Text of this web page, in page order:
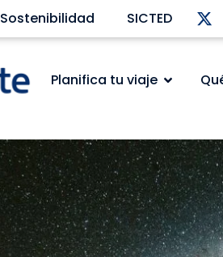
Sostenibilidad SICTED
Planifica tu viaje